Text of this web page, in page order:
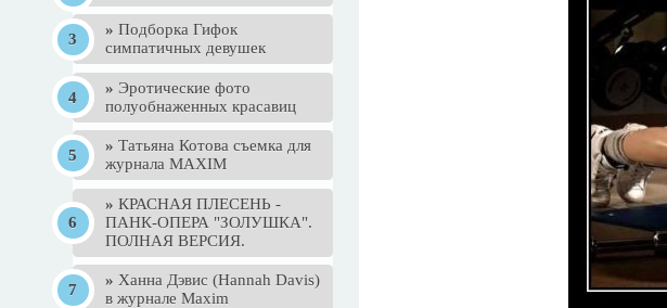
» Подборка Гифок
симпатичных девушек
» Эротические фото
полуобнаженных красавиц
» Татьяна Котова съемка для
журнала MAXIM
» КРАСНАЯ ПЛЕСЕНЬ -
ПАНК-ОПЕРА "ЗОЛУШКА".
ПОЛНАЯ ВЕРСИЯ.
» Ханна Дэвис (Hannah Davis)
в журнале Maxim